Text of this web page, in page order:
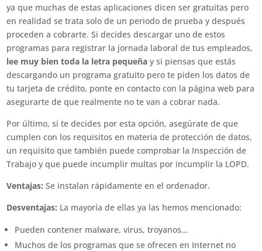
ya que muchas de estas aplicaciones dicen ser gratuitas pero
en realidad se trata solo de un periodo de prueba y después
proceden a cobrarte. Si decides descargar uno de estos
programas para registrar la jornada laboral de tus empleados,
lee muy bien toda la letra pequeña y si piensas que estás
descargando un programa gratuito pero te piden los datos de
tu tarjeta de crédito, ponte en contacto con la página web para
asegurarte de que realmente no te van a cobrar nada.
Por último, si te decides por esta opción, asegúrate de que
cumplen con los requisitos en materia de protección de datos,
un requisito que también puede comprobar la Inspección de
Trabajo y que puede incumplir multas por incumplir la LOPD.
Ventajas: Se instalan rápidamente en el ordenador.
Desventajas: La mayoría de ellas ya las hemos mencionado:
Pueden contener malware, virus, troyanos…
Muchos de los programas que se ofrecen en Internet no